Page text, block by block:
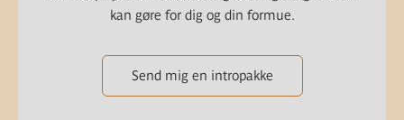
kan gøre for dig og din formue.
Send mig en intropakke